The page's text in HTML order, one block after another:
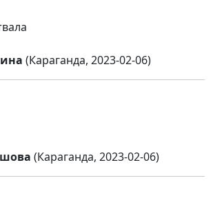
(Караганда, 2023-02-06)
(Караганда, 2023-02-06)